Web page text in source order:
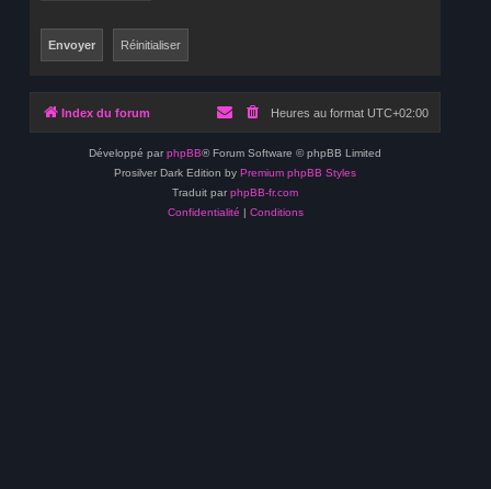
Index du forum Heures au format UTC+02:00
Développé par phpBB® Forum Software © phpBB Limited
Prosilver Dark Edition by Premium phpBB Styles
Traduit par phpBB-fr.com
Confidentialité | Conditions